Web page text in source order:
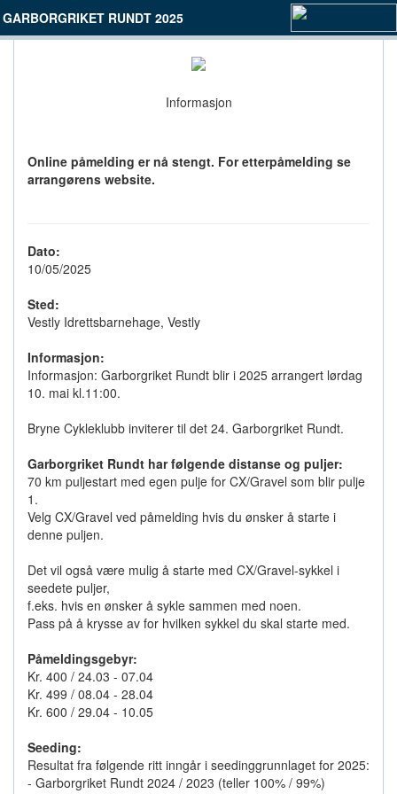
GARBORGRIKET RUNDT 2025
Informasjon
Online påmelding er nå stengt. For etterpåmelding se
arrangørens website.
Dato:
10/05/2025
Sted:
Vestly Idrettsbarnehage, Vestly
Informasjon:
Informasjon: Garborgriket Rundt blir i 2025 arrangert lørdag
10. mai kl.11:00.
Bryne Cykleklubb inviterer til det 24. Garborgriket Rundt.
Garborgriket Rundt har følgende distanse og puljer:
70 km puljestart med egen pulje for CX/Gravel som blir pulje
1.
Velg CX/Gravel ved påmelding hvis du ønsker å starte i
denne puljen.
Det vil også være mulig å starte med CX/Gravel-sykkel i
seedete puljer,
f.eks. hvis en ønsker å sykle sammen med noen.
Pass på å krysse av for hvilken sykkel du skal starte med.
Påmeldingsgebyr:
Kr. 400 / 24.03 - 07.04
Kr. 499 / 08.04 - 28.04
Kr. 600 / 29.04 - 10.05
Seeding:
Resultat fra følgende ritt inngår i seedinggrunnlaget for 2025:
- Garborgriket Rundt 2024 / 2023 (teller 100% / 99%)